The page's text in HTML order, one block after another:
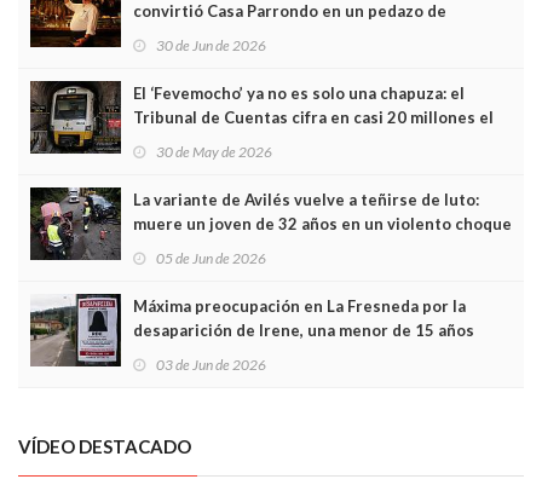
convirtió Casa Parrondo en un pedazo de
Asturias en Madrid
30 de Jun de 2026
El ‘Fevemocho’ ya no es solo una chapuza: el
Tribunal de Cuentas cifra en casi 20 millones el
sobrecoste de los trenes que no cabían por los
30 de May de 2026
La variante de Avilés vuelve a teñirse de luto:
muere un joven de 32 años en un violento choque
frontal
05 de Jun de 2026
Máxima preocupación en La Fresneda por la
desaparición de Irene, una menor de 15 años
03 de Jun de 2026
VÍDEO DESTACADO